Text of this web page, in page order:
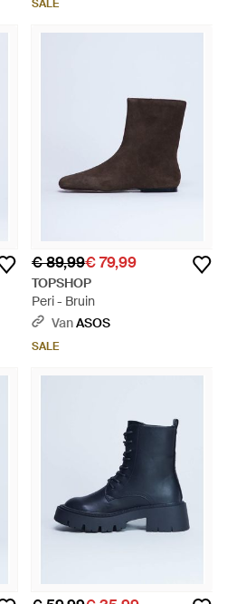
SALE
€ 89,99€ 79,99
TOPSHOP
Peri - Bruin
VanASOS
SALE